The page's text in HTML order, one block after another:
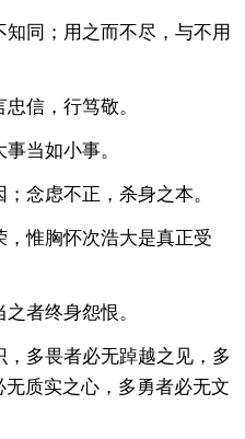
同；用之而不尽，与不用
信，行笃敬。
当如小事。
念虑不正，杀身之本。
惟胸怀次浩大是真正受
者终身怨恨。
多畏者必无踔越之见，多
质实之心，多勇者必无文